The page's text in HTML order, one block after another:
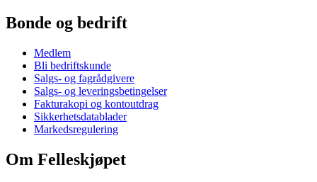
Bonde og bedrift
Medlem
Bli bedriftskunde
Salgs- og fagrådgivere
Salgs- og leveringsbetingelser
Fakturakopi og kontoutdrag
Sikkerhetsdatablader
Markedsregulering
Om Felleskjøpet